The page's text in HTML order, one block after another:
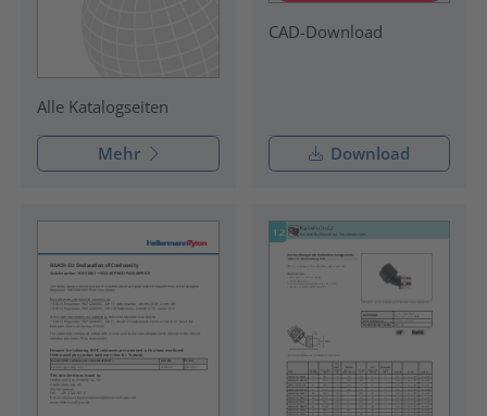
Alle Katalogseiten
Mehr
CAD-Download
Download